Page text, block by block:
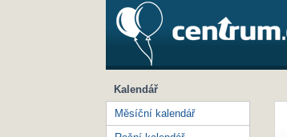
Kalendář
Měsíční kalendář